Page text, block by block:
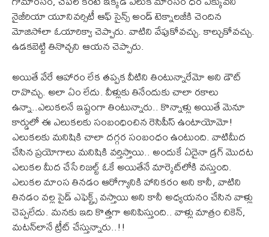
నైజీరియా యూనివర్సిటీ ఆఫ్ సైన్స్ అండ్ టెక్నాలజీకి చెందిన
మోజిసోలా ఓయారిక్వా చెప్పారు. వాటిని వేపుకోవచ్చు. కాల్చుకోవచ్చు.
ఉడకబెట్టి తినొచ్చని ఆయన చెప్పారు.
అయితే వేరే ఆహారం లేక తప్పక వీటిని తింటున్నారేమో అని డౌట్‌
రావొచ్చు. అలా ఏం లేదు. వీళ్లుకు తినేందుకు చాలా రకాలు
ఉన్నా..ఎలుకలనే ఇష్టంగా తింటున్నారు.. కొన్నాళ్లు అయితే మెనూ
కార్డులో ఈ ఎలుకలకు సంబంధించిన రెసిపీస్‌ ఉంటాయోమో!
ఎలుకలకు మనిషికి చాలా దగ్గర సంబంధం ఉంటుంది. వాటిమీద
చేసిన ప్రయోగాలు మనిషికి వర్తిస్తాయి.. అందుకే ఏదైనా డ్రగ్‌ మొదట
ఎలుకల మీద చేసే రిజల్ట్‌ ఓకే అయితేనే మార్కెట్‌లోకి వస్తుంది.
ఎలుకల మాంస తినడం ఆరోగ్యానికి హానికరం అని కానీ, వాటిని
తినడం వల్ల సైడ్‌ ఎఫెక్ట్స్‌ వస్తాయి అని కానీ అధ్యయనం చేసిన వాళ్లు
చెప్పలేదు. మనకు ఇది కొత్తగా అనిపిస్తుంది.. వాళ్లు మాత్రం చికెన్‌,
మటన్‌లానే ట్రీట్‌ చేస్తున్నారు..!!